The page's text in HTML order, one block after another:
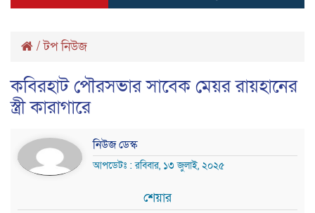
/টপ নিউজ
কবিরহাট পৌরসভার সাবেক মেয়র রায়হানের
স্ত্রী কারাগারে
নিউজ ডেস্ক
আপডেটঃ : রবিবার, ১৩ জুলাই, ২০২৫
শেয়ার